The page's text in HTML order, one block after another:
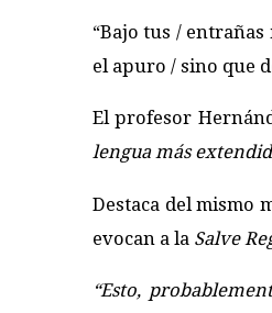
“Bajo tus /
el apuro / sino que
El profesor
lengua más
Destaca del mismo
evocan a la Salve
“Esto,